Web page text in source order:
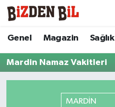
Genel Magazin Sağlık
Mardin Namaz Vakitleri
MARDİN
Hava Durumu
Trafik Durumu